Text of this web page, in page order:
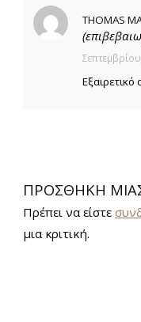
THOMAS
ΠΡΟΣΘΉΚΗ
Πρέπει να είστε
μια κριτική.